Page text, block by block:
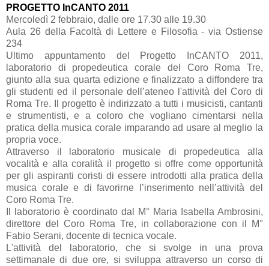
PROGETTO InCANTO 2011
Mercoledì 2 febbraio, dalle ore 17.30 alle 19.30
Aula 26 della Facoltà di Lettere e Filosofia - via Ostiense
234
Ultimo appuntamento del Progetto InCANTO 2011,
laboratorio di propedeutica corale del Coro Roma Tre,
giunto alla sua quarta edizione e finalizzato a diffondere tra
gli studenti ed il personale dell’ateneo l'attività del Coro di
Roma Tre. Il progetto è indirizzato a tutti i musicisti, cantanti
e strumentisti, e a coloro che vogliano cimentarsi nella
pratica della musica corale imparando ad usare al meglio la
propria voce.
Attraverso il laboratorio musicale di propedeutica alla
vocalità e alla coralità il progetto si offre come opportunità
per gli aspiranti coristi di essere introdotti alla pratica della
musica corale e di favorirne l’inserimento nell’attività del
Coro Roma Tre.
Il laboratorio è coordinato dal M° Maria Isabella Ambrosini,
direttore del Coro Roma Tre, in collaborazione con il M°
Fabio Serani, docente di tecnica vocale.
L'attività del laboratorio, che si svolge in una prova
settimanale di due ore, si sviluppa attraverso un corso di